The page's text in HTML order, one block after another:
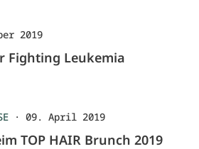
2019
Fighting Leukemia
· 09. April 2019
TOP HAIR Brunch 2019